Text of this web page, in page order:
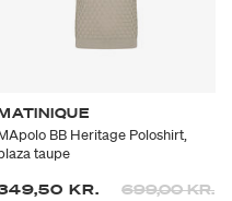
fra
BB Heritage Poloshirt,
taupe
KR.
Prisen er
699,00 KR.til